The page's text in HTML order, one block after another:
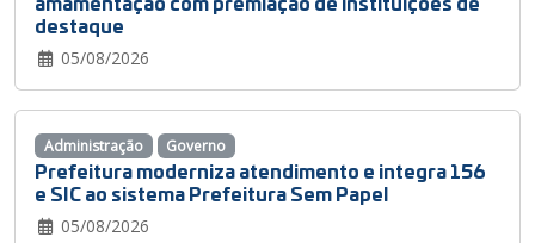
destaque
05/08/2026
Prefeitura moderniza atendimento e integra 156
e SIC ao sistema Prefeitura Sem Papel
05/08/2026
Administração Governo